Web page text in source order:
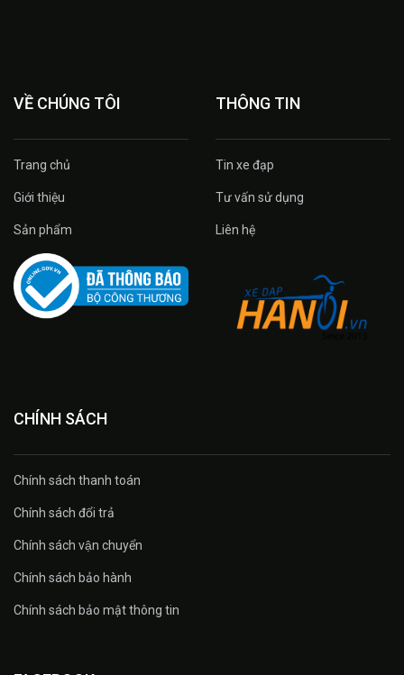
VỀ CHÚNG TÔI
Trang chủ
Giới thiệu
Sản phẩm
THÔNG TIN
Tin xe đạp
Tư vấn sử dụng
Liên hệ
CHÍNH SÁCH
Chính sách thanh toán
Chính sách đổi trả
Chính sách vận chuyển
Chính sách bảo hành
Chính sách bảo mật thông tin